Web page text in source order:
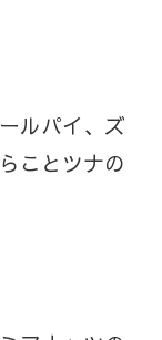
ルパイ、ズ
ことツナの